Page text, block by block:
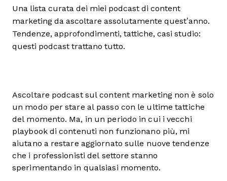
Una lista curata dei miei podcast di content
marketing da ascoltare assolutamente quest’anno.
Tendenze, approfondimenti, tattiche, casi studio:
questi podcast trattano tutto.
Ascoltare podcast sul content marketing non è solo
un modo per stare al passo con le ultime tattiche
del momento. Ma, in un periodo in cui i vecchi
playbook di contenuti non funzionano più, mi
aiutano a restare aggiornato sulle nuove tendenze
che i professionisti del settore stanno
sperimentando in qualsiasi momento.